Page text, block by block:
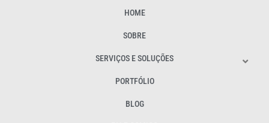
HOME
SOBRE
SERVIÇOS E SOLUÇÕES
PORTFÓLIO
BLOG